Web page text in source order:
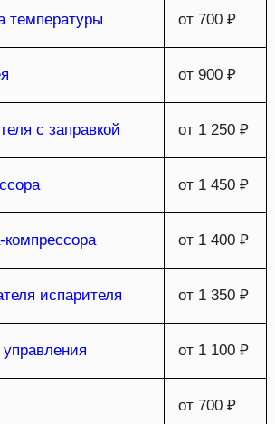
температуры от 700 ₽
от 900 ₽
с заправкой от 1 250 ₽
от 1 450 ₽
от 1 400 ₽
испарителя от 1 350 ₽
от 1 100 ₽
от 700 ₽